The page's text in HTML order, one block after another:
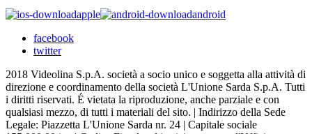
apple
android
facebook
twitter
2018 Videolina S.p.A. società a socio unico e soggetta alla attività di
direzione e coordinamento della società L'Unione Sarda S.p.A. Tutti
i diritti riservati. É vietata la riproduzione, anche parziale e con
qualsiasi mezzo, di tutti i materiali del sito. | Indirizzo della Sede
Legale: Piazzetta L'Unione Sarda nr. 24 | Capitale sociale